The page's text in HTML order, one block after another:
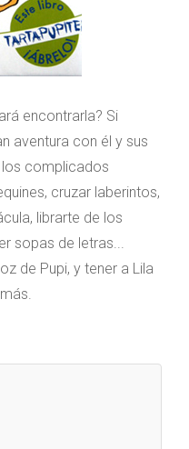
encontrarla? Si
aventura con él y sus
los complicados
cruzar laberintos,
librarte de los
sopas de letras...
de Pupi, y tener a Lila